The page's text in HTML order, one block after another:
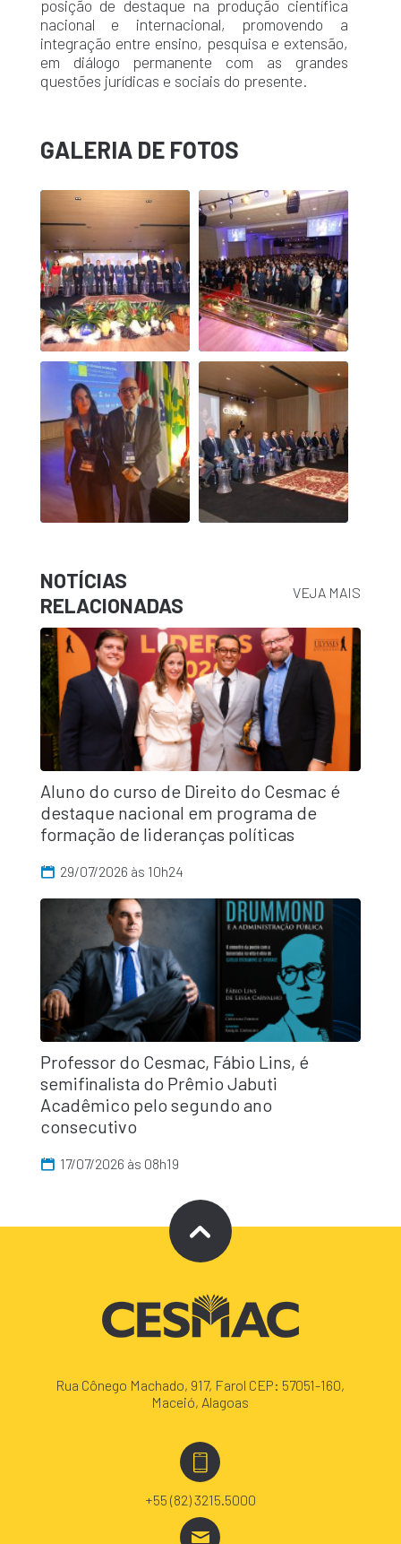
posição de destaque na produção científica
nacional e internacional, promovendo a
integração entre ensino, pesquisa e extensão,
em diálogo permanente com as grandes
questões jurídicas e sociais do presente.
GALERIA DE FOTOS
NOTÍCIAS
RELACIONADAS
VEJA MAIS
Aluno do curso de Direito do Cesmac é
destaque nacional em programa de
formação de lideranças políticas
29/07/2026 às 10h24
Professor do Cesmac, Fábio Lins, é
semifinalista do Prêmio Jabuti
Acadêmico pelo segundo ano
consecutivo
17/07/2026 às 08h19
Rua Cônego Machado, 917, Farol CEP: 57051-160,
Maceió, Alagoas
+55 (82) 3215.5000